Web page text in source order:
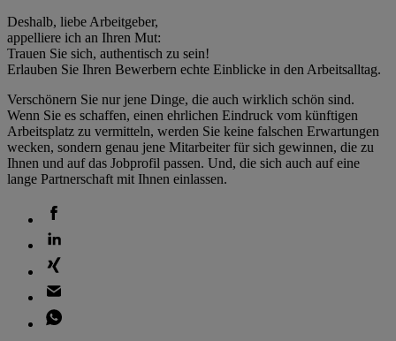
Deshalb, liebe Arbeitgeber,
appelliere ich an Ihren Mut:
Trauen Sie sich, authentisch zu sein!
Erlauben Sie Ihren Bewerbern echte Einblicke in den Arbeitsalltag.
Verschönern Sie nur jene Dinge, die auch wirklich schön sind.
Wenn Sie es schaffen, einen ehrlichen Eindruck vom künftigen
Arbeitsplatz zu vermitteln, werden Sie keine falschen Erwartungen
wecken, sondern genau jene Mitarbeiter für sich gewinnen, die zu
Ihnen und auf das Jobprofil passen. Und, die sich auch auf eine
lange Partnerschaft mit Ihnen einlassen.